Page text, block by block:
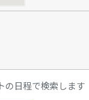
日程で検索します